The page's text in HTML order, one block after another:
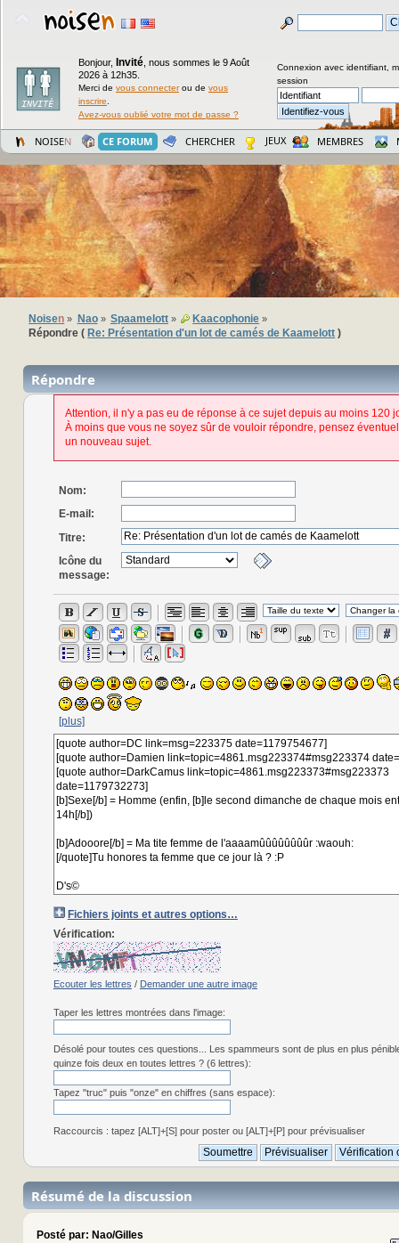
Bonjour, Invité nous sommes le 9 Août
2026 à 12h35.
Merci de vous connecterou de vous
inscrire
Avez-vous oublié votre mot de passe ?
Connexion avec identifiant,
session
NOISEN CE FORUM CHERCHER JEUX MEMBRES
Noisen » Nao» Spaamelott» Kaacophonie »
Répondre ( Re: Présentation d'un lot de camés de Kaamelott )
Répondre
Attention, il n'y a pas eu de réponse à ce sujet depuis au moins 120
À moins que vous ne soyez sûr de vouloir répondre, pensez
un nouveau sujet.
Nom:
E-mail:
Titre:
Icône du
message:
[plus]
Fichiers joints et autres options…
Vérification:
Ecouter les lettres / Demander une autre image
Taper les lettres montrées dans l'image:
Désolé pour toutes ces questions... Les spammeurs sont de plus en plus
quinze fois deux en toutes lettres ? (6 lettres):
Tapez "truc" puis "onze" en chiffres (sans espace):
Raccourcis : tapez [ALT]+[S] pour poster ou [ALT]+[P] pour prévisualiser
Résumé de la discussion
Posté par: Nao/Gilles